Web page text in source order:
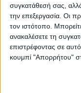
συγκατάθεσή σας,
την επεξεργασία. Οι
τον ιστότοπο.
ανακαλέσετε τη
επιστρέφοντας σε
κουμπί "Απορρήτου"